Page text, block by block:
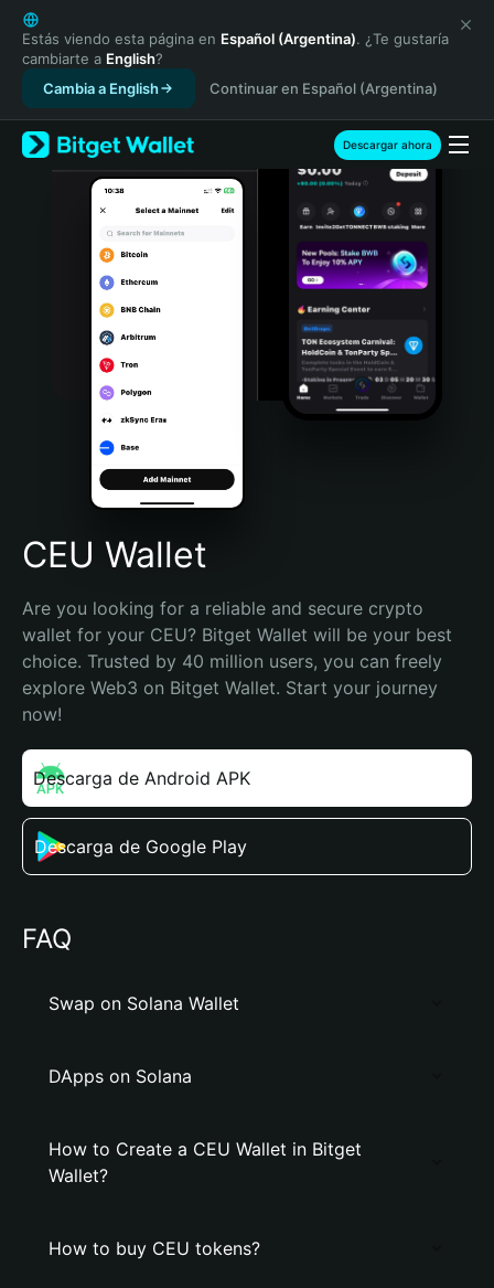
English
日本語
Tiếng Việt
Русский
Español (Latinoamérica)
Türkçe
Italiano
Português (Portugal)
Bahasa Indonesia
Português (Brasil)
Español (Argentina)
Estás viendo esta página en Español (Argentina). ¿Te gustaría
cambiarte a English?
Cambia a English
Continuar en Español (Argentina)
Descargar ahora
CEU Wallet
Are you looking for a reliable and secure crypto
wallet for your CEU? Bitget Wallet will be your best
choice. Trusted by 40 million users, you can freely
explore Web3 on Bitget Wallet. Start your journey
now!
Descarga de Android APK
Descarga de Google Play
FAQ
Swap on Solana Wallet
DApps on Solana
How to Create a CEU Wallet in Bitget
Wallet?
How to buy CEU tokens?